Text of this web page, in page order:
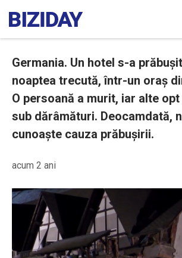
Germania. Un hotel s-a
noaptea trecută, într-un oraș
O persoană a murit, iar alte
sub dărâmături. Deocamdată,
cunoaște cauza prăbușirii.
acum 2 ani